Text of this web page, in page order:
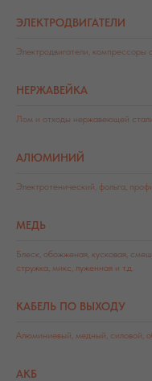
ЭЛЕКТРОДВИГАТЕЛИ
Электродвигатели, компрессоры
НЕРЖАВЕЙКА
Лом и отходы нержавеющей
АЛЮМИНИЙ
Электротенический, фольга,
МЕДЬ
Блеск, обожженая, кусковая,
стружка, микс, луженная и т.д.
КАБЕЛЬ ПО ВЫХОДУ
Алюминиевый, медный, силовой,
АКБ